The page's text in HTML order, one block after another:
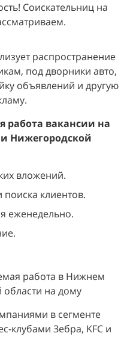
Соискательниц на
распространение
под дворники авто,
объявлений и другую
работа вакансии на
Нижегородской
вложений.
клиентов.
еженедельно.
работа в Нижнем
на дому
в сегменте
клубами Зебра, KFC и